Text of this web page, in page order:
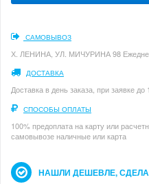
САМОВЫВОЗ
Х. ЛЕНИНА, УЛ. МИЧУРИНА 98
ДОСТАВКА
Доставка в день заказа, при заявке до
СПОСОБЫ ОПЛАТЫ
100% предоплата на карту или
самовывозе наличные или карта
НАШЛИ ДЕШЕВЛЕ,